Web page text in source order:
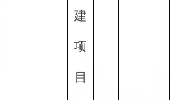
建
项
目